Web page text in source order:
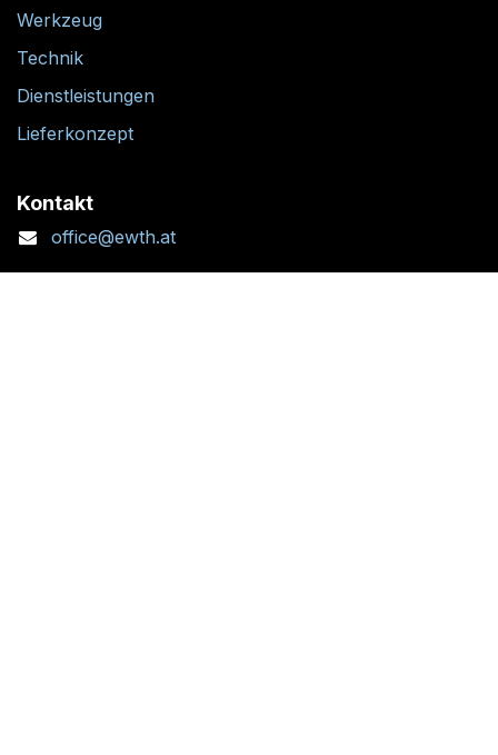
Werkzeug
Technik
Dienstleistungen
Lieferkonzept
Kontakt
office@ewth.at